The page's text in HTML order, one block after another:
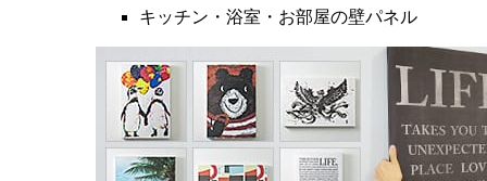
キッチン・浴室・お部屋の壁パネル